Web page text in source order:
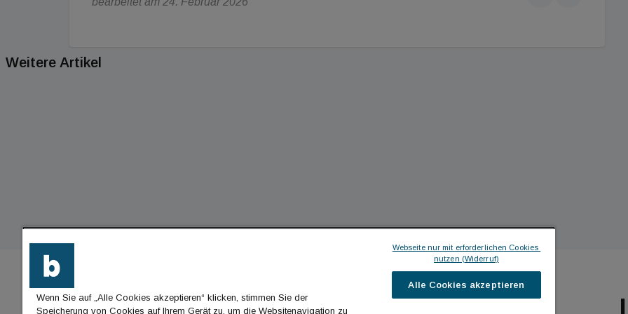
Weitere Artikel
BUILDINGTIMES ICH MÖCHTE ...
Wenn Sie auf „Alle Cookies akzeptieren“ klicken, stimmen Sie der
Speicherung von Cookies auf Ihrem Gerät zu, um die Websitenavigation zu
Webseite nur mit erforderlichen Cookies
nutzen (Widerruf)
Alle Cookies akzeptieren